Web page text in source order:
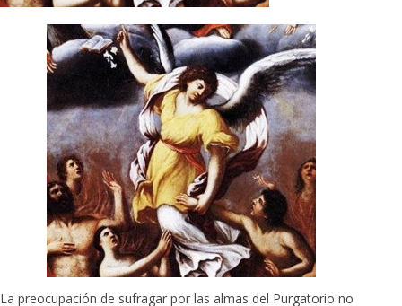
La preocupación de sufragar por las almas del Purgatorio no